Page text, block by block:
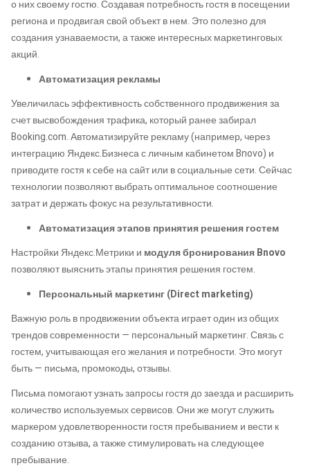
о них своему гостю. Создавая потребность гостя в посещении
региона и продвигая свой объект в нем. Это полезно для
создания узнаваемости, а также интересных маркетинговых
акций.
Автоматизация рекламы
Увеличилась эффективность собственного продвижения за
счет высвобождения трафика, который ранее забирал
Booking.com. Автоматизируйте рекламу (например, через
интеграцию Яндекс.Бизнеса с личным кабинетом Bnovo) и
приводите гостя к себе на сайт или в социальные сети. Сейчас
технологии позволяют выбрать оптимальное соотношение
затрат и держать фокус на результативности.
Автоматизация этапов принятия решения гостем
Настройки Яндекс.Метрики и модуля бронирования Bnovo
позволяют выяснить этапы принятия решения гостем.
Персональный маркетинг (Direct marketing)
Важную роль в продвижении объекта играет один из общих
трендов современности — персональный маркетинг. Связь с
гостем, учитывающая его желания и потребности. Это могут
быть — письма, промокоды, отзывы.
Письма помогают узнать запросы гостя до заезда и расширить
количество используемых сервисов. Они же могут служить
маркером удовлетворенности гостя пребыванием и вести к
созданию отзыва, а также стимулировать на следующее
пребывание.